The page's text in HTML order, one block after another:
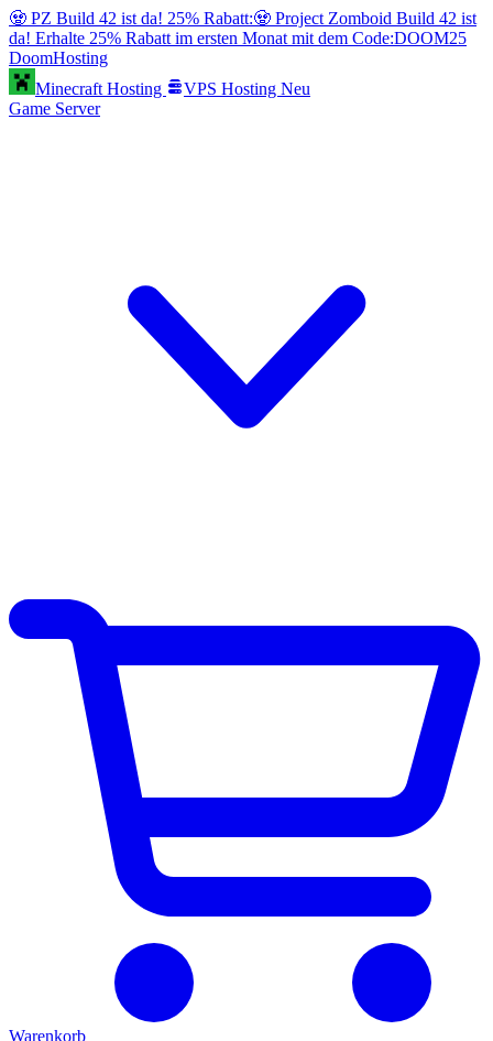
🧟 PZ Build 42 ist da! 25% Rabatt:🧟 Project Zomboid Build 42 ist
da! Erhalte 25% Rabatt im ersten Monat mit dem Code:DOOM25
DoomHosting
Minecraft Hosting
VPS Hosting Neu
Game Server
Warenkorb